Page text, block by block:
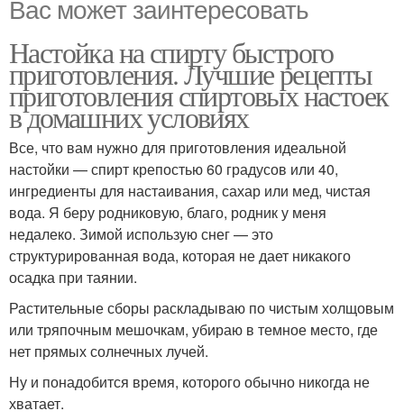
Вас может заинтересовать
Настойка на спирту быстрого
приготовления. Лучшие рецепты
приготовления спиртовых настоек
в домашних условиях
Все, что вам нужно для приготовления идеальной
настойки — спирт крепостью 60 градусов или 40,
ингредиенты для настаивания, сахар или мед, чистая
вода. Я беру родниковую, благо, родник у меня
недалеко. Зимой использую снег — это
структурированная вода, которая не дает никакого
осадка при таянии.
Растительные сборы раскладываю по чистым холщовым
или тряпочным мешочкам, убираю в темное место, где
нет прямых солнечных лучей.
Ну и понадобится время, которого обычно никогда не
хватает.